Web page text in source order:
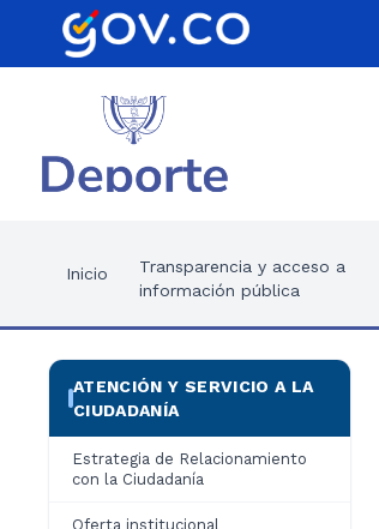
Inicio
Transparencia y acceso a
información pública
ATENCIÓN Y SERVICIO A LA
CIUDADANÍA
Estrategia de Relacionamiento
con la Ciudadanía
Oferta institucional